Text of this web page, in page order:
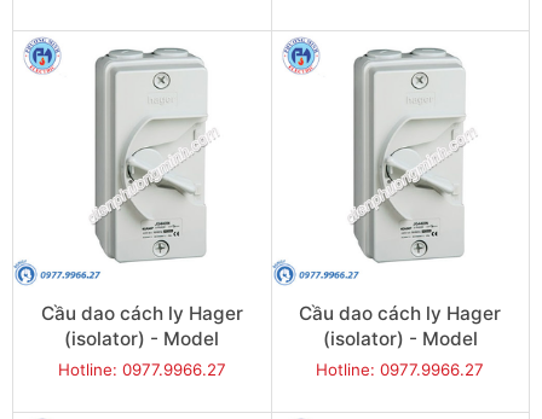
Cầu dao cách ly Hager
(isolator) - Model
JG220IN
Hotline: 0977.9966.27
Cầu dao cách ly Hager
(isolator) - Model
JG232IN
Hotline: 0977.9966.27